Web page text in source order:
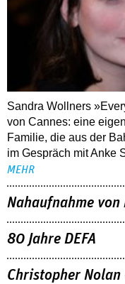
Sandra Wollners
von Cannes: eine
Familie, die aus der
im Gespräch mit Anke
MEHR
Nahaufnahme
80 Jahre DEFA
Christopher